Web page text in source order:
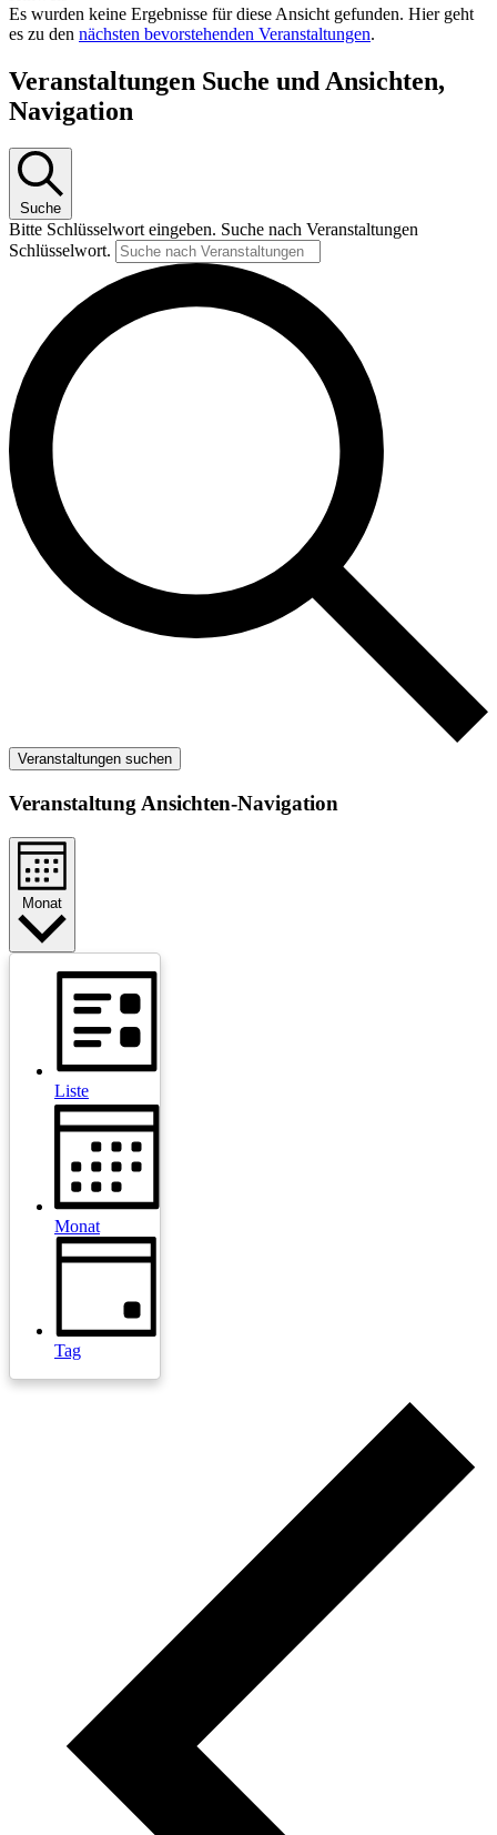
Es wurden keine Ergebnisse für diese Ansicht gefunden. Hier geht
es zu den nächsten bevorstehenden Veranstaltungen.
Veranstaltungen Suche und Ansichten,
Navigation
Suche
Bitte Schlüsselwort eingeben. Suche nach Veranstaltungen
Schlüsselwort.
Veranstaltungen suchen
Veranstaltung Ansichten-Navigation
Monat
Liste
Monat
Tag